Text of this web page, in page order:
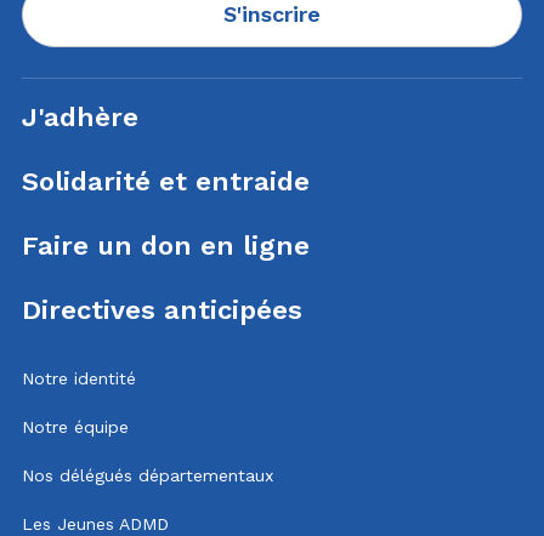
S'inscrire
J'adhère
Solidarité et entraide
Faire un don en ligne
Directives anticipées
Notre identité
Notre équipe
Nos délégués départementaux
Les Jeunes ADMD